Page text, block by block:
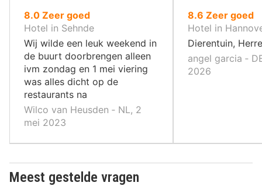
8.0uit
10
,
Zeer goed
Hotel in Sehnde
Wij wilde een leuk weekend in
de buurt doorbrengen alleen
ivm zondag en 1 mei viering
was alles dicht op de
restaurants na
Wilco van Heusden ‐ NL, 2
mei 2023
8.6 uit
10
,
Zeer goed
Hotel in
Dierentuin,
angel garcia ‐
2026
Meest gestelde vragen